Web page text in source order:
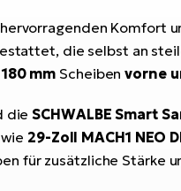
Komfort
die selbst an
180 mm Scheibenvorne
dieSCHWALBE Smart
29-Zoll MACH1 NEO
für zusätzliche Stärke